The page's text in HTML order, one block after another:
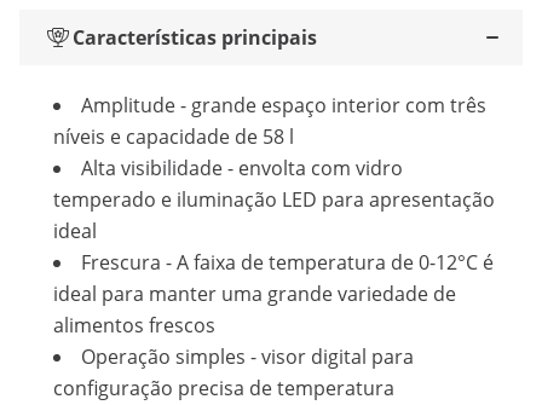
Características principais
Amplitude - grande espaço interior com três
níveis e capacidade de 58 l
Alta visibilidade - envolta com vidro
temperado e iluminação LED para apresentação
ideal
Frescura - A faixa de temperatura de 0-12°C é
ideal para manter uma grande variedade de
alimentos frescos
Operação simples - visor digital para
configuração precisa de temperatura